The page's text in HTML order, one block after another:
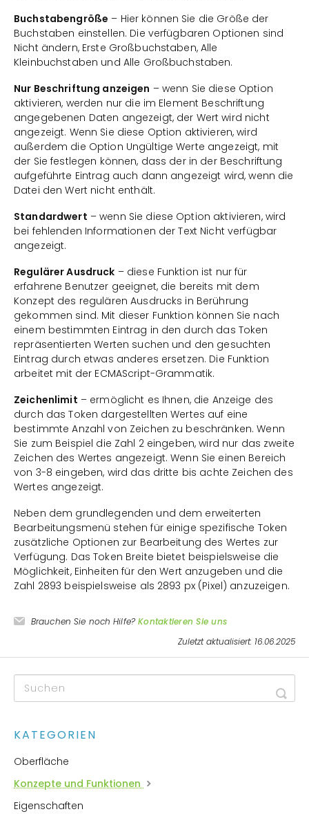
Buchstabengröße – Hier können Sie die Größe der
Buchstaben einstellen. Die verfügbaren Optionen sind
Nicht ändern, Erste Großbuchstaben, Alle
Kleinbuchstaben und Alle Großbuchstaben.
Nur Beschriftung anzeigen – wenn Sie diese Option
aktivieren, werden nur die im Element Beschriftung
angegebenen Daten angezeigt, der Wert wird nicht
angezeigt. Wenn Sie diese Option aktivieren, wird
außerdem die Option Ungültige Werte angezeigt, mit
der Sie festlegen können, dass der in der Beschriftung
aufgeführte Eintrag auch dann angezeigt wird, wenn die
Datei den Wert nicht enthält.
Standardwert – wenn Sie diese Option aktivieren, wird
bei fehlenden Informationen der Text Nicht verfügbar
angezeigt.
Regulärer Ausdruck – diese Funktion ist nur für
erfahrene Benutzer geeignet, die bereits mit dem
Konzept des regulären Ausdrucks in Berührung
gekommen sind. Mit dieser Funktion können Sie nach
einem bestimmten Eintrag in den durch das Token
repräsentierten Werten suchen und den gesuchten
Eintrag durch etwas anderes ersetzen. Die Funktion
arbeitet mit der ECMAScript-Grammatik.
Zeichenlimit – ermöglicht es Ihnen, die Anzeige des
durch das Token dargestellten Wertes auf eine
bestimmte Anzahl von Zeichen zu beschränken. Wenn
Sie zum Beispiel die Zahl 2 eingeben, wird nur das zweite
Zeichen des Wertes angezeigt. Wenn Sie einen Bereich
von 3-8 eingeben, wird das dritte bis achte Zeichen des
Wertes angezeigt.
Neben dem grundlegenden und dem erweiterten
Bearbeitungsmenü stehen für einige spezifische Token
zusätzliche Optionen zur Bearbeitung des Wertes zur
Verfügung. Das Token Breite bietet beispielsweise die
Möglichkeit, Einheiten für den Wert anzugeben und die
Zahl 2893 beispielsweise als 2893 px (Pixel) anzuzeigen.
Brauchen Sie noch Hilfe? Kontaktieren Sie uns
Zuletzt aktualisiert: 16.06.2025
KATEGORIEN
Oberfläche
Konzepte und Funktionen
Eigenschaften